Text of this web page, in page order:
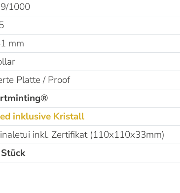
1000
mm
Platte / Proof
inklusive Kristall
inkl. Zertifikat (110x110x33mm)